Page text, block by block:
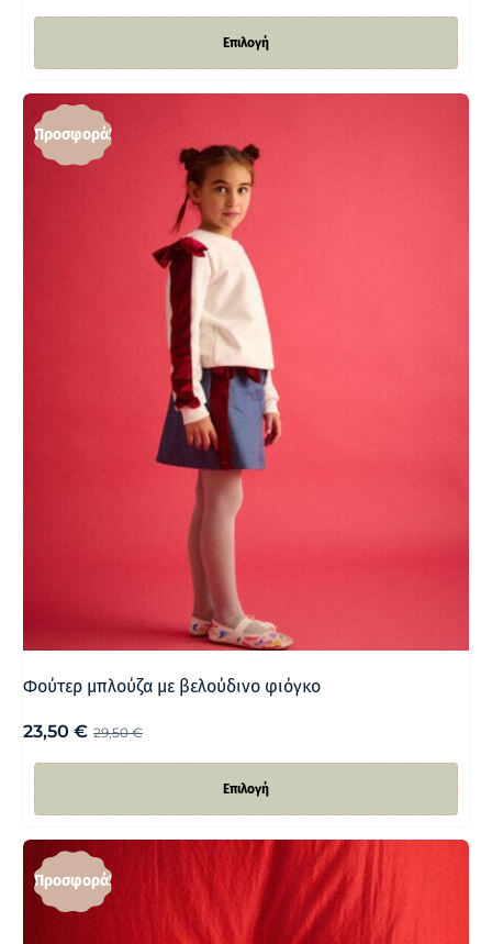
Επιλογή
Προσφορά!
Φούτερ μπλούζα με βελούδινο φιόγκο
29,50€
23,50 €
Επιλογή
Προσφορά!